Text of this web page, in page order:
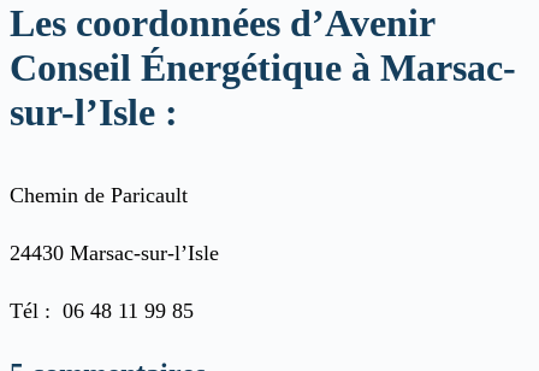
Les coordonnées d’Avenir
Conseil Énergétique à Marsac-
sur-l’Isle :
Chemin de Paricault
24430 Marsac-sur-l’Isle
Tél : 06 48 11 99 85